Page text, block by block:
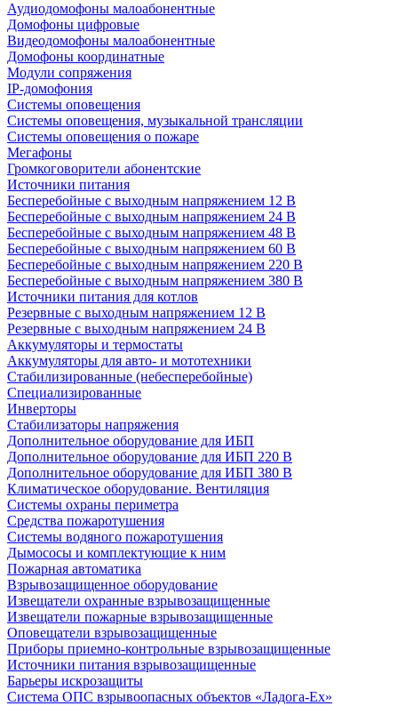
Аудиодомофоны малоабонентные
Домофоны цифровые
Видеодомофоны малоабонентные
Домофоны координатные
Модули сопряжения
IP-домофония
Системы оповещения
Системы оповещения, музыкальной трансляции
Системы оповещения о пожаре
Мегафоны
Громкоговорители абонентские
Источники питания
Бесперебойные с выходным напряжением 12 В
Бесперебойные с выходным напряжением 24 В
Бесперебойные с выходным напряжением 48 В
Бесперебойные с выходным напряжением 60 В
Бесперебойные с выходным напряжением 220 В
Бесперебойные с выходным напряжением 380 В
Источники питания для котлов
Резервные с выходным напряжением 12 В
Резервные с выходным напряжением 24 В
Аккумуляторы и термостаты
Аккумуляторы для авто- и мототехники
Стабилизированные (небесперебойные)
Специализированные
Инверторы
Стабилизаторы напряжения
Дополнительное оборудование для ИБП
Дополнительное оборудование для ИБП 220 В
Дополнительное оборудование для ИБП 380 В
Климатическое оборудование. Вентиляция
Системы охраны периметра
Средства пожаротушения
Системы водяного пожаротушения
Дымососы и комплектующие к ним
Пожарная автоматика
Взрывозащищенное оборудование
Извещатели охранные взрывозащищенные
Извещатели пожарные взрывозащищенные
Оповещатели взрывозащищенные
Приборы приемно-контрольные взрывозащищенные
Источники питания взрывозащищенные
Барьеры искрозащиты
Система ОПС взрывоопасных объектов «Ладога-Ex»